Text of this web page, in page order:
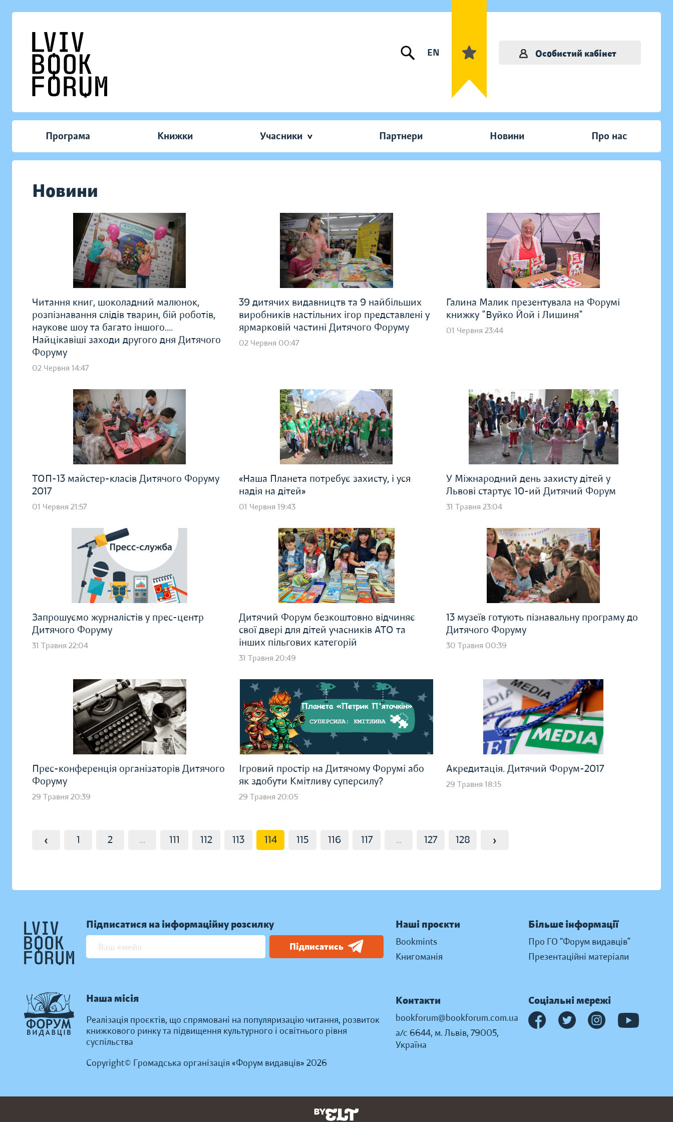
EN Особистий кабінет
Програма Книжки Учасники Партнери Новини Про нас
Новини
Читання книг, шоколадний малюнок,
розпізнавання слідів тварин, бій роботів,
наукове шоу та багато іншого....
Найцікавіші заходи другого дня Дитячого
Форуму
02 Червня 14:47
39 дитячих видавництв та 9 найбільших
виробників настільних ігор представлені у
ярмарковій частині Дитячого Форуму
02 Червня 00:47
Галина Малик презентувала на Форумі
книжку "Вуйко Йой і Лишиня"
01 Червня 23:44
ТОП-13 майстер-класів Дитячого Форуму
2017
01 Червня 21:57
«Наша Планета потребує захисту, і уся
надія на дітей»
01 Червня 19:43
У Міжнародний день захисту дітей у
Львові стартує 10-ий Дитячий Форум
31 Травня 23:04
Запрошуємо журналістів у прес-центр
Дитячого Форуму
31 Травня 22:04
Дитячий Форум безкоштовно відчиняє
свої двері для дітей учасників АТО та
інших пільгових категорій
31 Травня 20:49
13 музеїв готують пізнавальну програму до
Дитячого Форуму
30 Травня 00:39
Прес-конференція організаторів Дитячого
Форуму
29 Травня 20:39
Ігровий простір на Дитячому Форумі або
як здобути Кмітливу суперсилу?
29 Травня 20:05
Акредитація. Дитячий Форум-2017
29 Травня 18:15
‹ 1 2 ... 111 112 113 114 115 116 117 ... 127 128 ›
Підписатися на інформаційну розсилку
Підписатись
Наша місія
Реалізація проєктів, що спрямовані на популяризацію читання, розвиток
книжкового ринку та підвищення культурного і освітнього рівня
суспільства
Copyright© Громадська організація «Форум видавців» 2026
Наші проєкти
Bookmints
Книгоманія
Більше інформації
Про ГО “Форум видавців”
Презентаційні матеріали
Контакти
bookforum@bookforum.com.ua
а/с 6644, м. Львів, 79005,
Україна
Соціальні мережі